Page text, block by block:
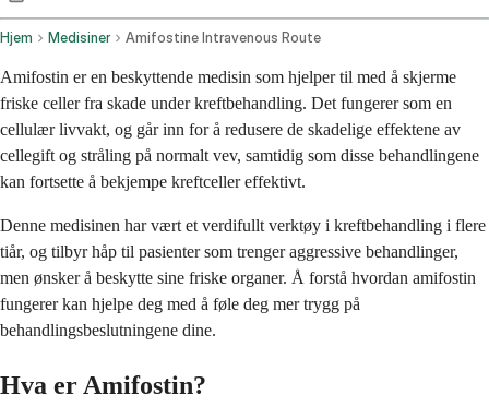
Hjem Medisiner Amifostine Intravenous Route
Amifostin er en beskyttende medisin som hjelper til med å skjerme
friske celler fra skade under kreftbehandling. Det fungerer som en
cellulær livvakt, og går inn for å redusere de skadelige effektene av
cellegift og stråling på normalt vev, samtidig som disse behandlingene
kan fortsette å bekjempe kreftceller effektivt.
Denne medisinen har vært et verdifullt verktøy i kreftbehandling i flere
tiår, og tilbyr håp til pasienter som trenger aggressive behandlinger,
men ønsker å beskytte sine friske organer. Å forstå hvordan amifostin
fungerer kan hjelpe deg med å føle deg mer trygg på
behandlingsbeslutningene dine.
Hva er Amifostin?